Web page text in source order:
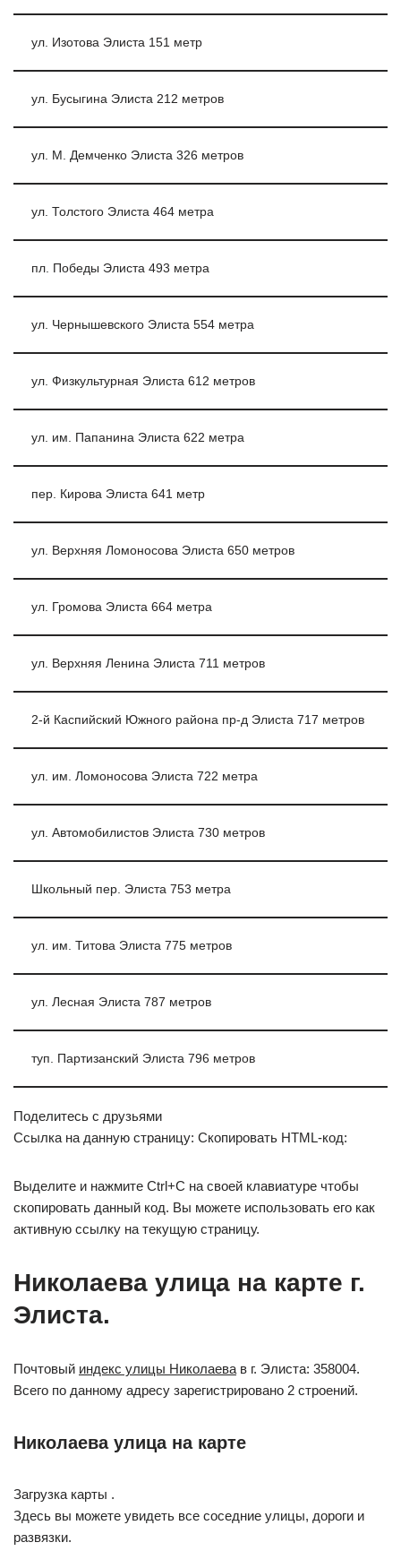
ул. Изотова Элиста 151 метр
ул. Бусыгина Элиста 212 метров
ул. М. Демченко Элиста 326 метров
ул. Толстого Элиста 464 метра
пл. Победы Элиста 493 метра
ул. Чернышевского Элиста 554 метра
ул. Физкультурная Элиста 612 метров
ул. им. Папанина Элиста 622 метра
пер. Кирова Элиста 641 метр
ул. Верхняя Ломоносова Элиста 650 метров
ул. Громова Элиста 664 метра
ул. Верхняя Ленина Элиста 711 метров
2-й Каспийский Южного района пр-д Элиста 717 метров
ул. им. Ломоносова Элиста 722 метра
ул. Автомобилистов Элиста 730 метров
Школьный пер. Элиста 753 метра
ул. им. Титова Элиста 775 метров
ул. Лесная Элиста 787 метров
туп. Партизанский Элиста 796 метров
Поделитесь с друзьями
Ссылка на данную страницу: Скопировать HTML-код:
Выделите и нажмите Ctrl+C на своей клавиатуре чтобы
скопировать данный код. Вы можете использовать его как
активную ссылку на текущую страницу.
Николаева улица на карте г.
Элиста.
Почтовый индекс улицы Николаева в г. Элиста: 358004.
Всего по данному адресу зарегистрировано 2 строений.
Николаева улица на карте
Загрузка карты .
Здесь вы можете увидеть все соседние улицы, дороги и
развязки.